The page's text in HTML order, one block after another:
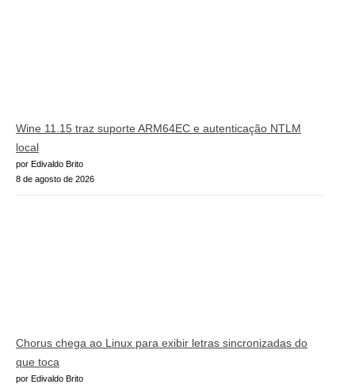
Wine 11.15 traz suporte ARM64EC e autenticação NTLM
local
por Edivaldo Brito
8 de agosto de 2026
Chorus chega ao Linux para exibir letras sincronizadas do
que toca
por Edivaldo Brito